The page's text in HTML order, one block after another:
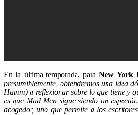
En la última temporada, paraNew York
presumiblemente, obtendremos una idea
Hamm) a reflexionar sobre lo que tiene y
es que Mad Men sigue siendo un
acogedor,uno que permite a los escritores